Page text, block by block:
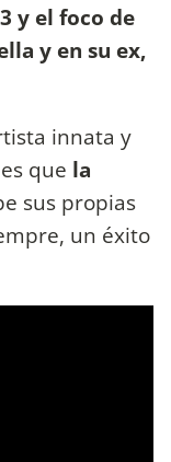
y el foco de
y en su ex,
innata y
que la
sus propias
un éxito